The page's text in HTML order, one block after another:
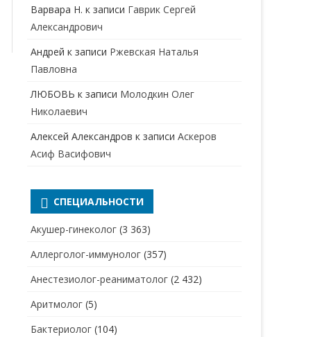
НЕФРОЛОГ
ОТОЛАРИНГОЛОГ
ОФТАЛЬМОЛОГ
ПРОКТОЛОГ
РЕВМАТОЛОГ
РЕНТГЕНОЛОГ
СТОМАТОЛОГ
СТОМАТОЛОГ-ОРТОДОНТ
Варвара Н. к записи Гаврик Сергей
Александрович
Андрей к записи Ржевская Наталья
Павловна
ЛЮБОВЬ к записи Молодкин Олег
Николаевич
Алексей Александров к записиАскеров
Асиф Васифович
СПЕЦИАЛЬНОСТИ
Акушер-гинеколог (3 363)
Аллерголог-иммунолог (357)
Анестезиолог-реаниматолог (2 432)
Аритмолог (5)
Бактериолог (104)